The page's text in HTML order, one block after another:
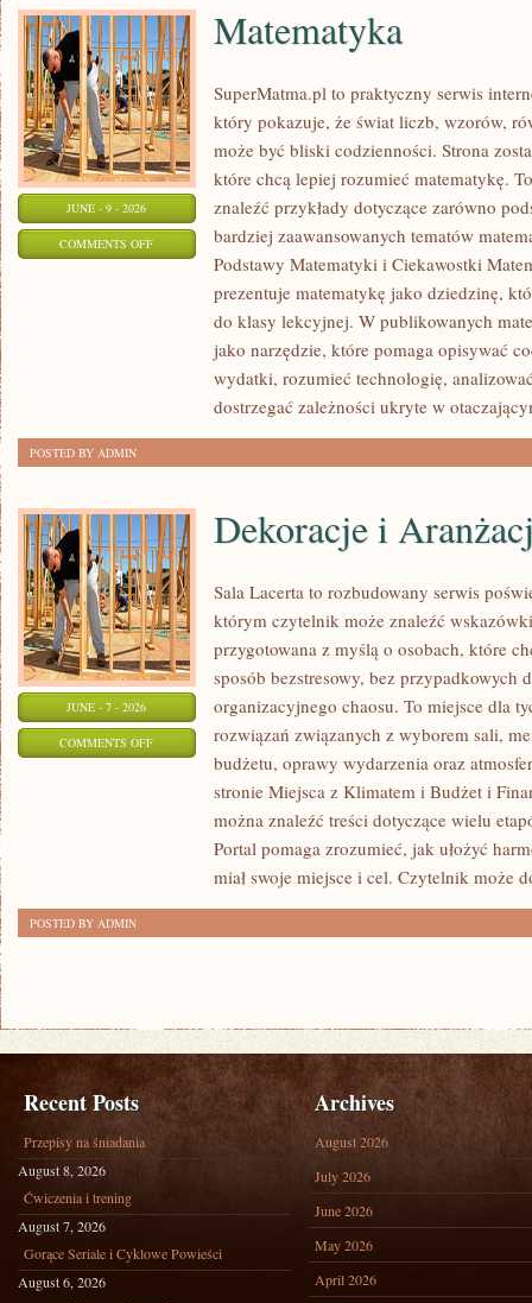
JUNE - 9 - 2026
COMMENTS OFFON
MATEMATYKA
Matematyka
SuperMatma.pl to praktyczny serwis
który pokazuje, że świat liczb, wzorów,
może być bliski codzienności. Strona
które chcą lepiej rozumieć matematykę.
znaleźć przykłady dotyczące zarówno
bardziej zaawansowanych tematów
Podstawy Matematyki i Ciekawostki
prezentuje matematykę jako dziedzinę,
do klasy lekcyjnej. W publikowanych
jako narzędzie, które pomaga opisywać
wydatki, rozumieć technologię,
dostrzegać zależności ukryte w
POSTED BY ADMIN
JUNE - 7 - 2026
COMMENTS OFFON
DEKORACJE
ARANŻACJE
Dekoracje i
Sala Lacerta to rozbudowany serwis
którym czytelnik może znaleźć
przygotowana z myślą o osobach, które
sposób bezstresowy, bez przypadkowych
organizacyjnego chaosu. To miejsce dla
rozwiązań związanych z wyborem sali,
budżetu, oprawy wydarzenia oraz
stronie Miejsca z Klimatem i Budżet i
można znaleźć treści dotyczące wielu
Portal pomaga zrozumieć, jak ułożyć
miał swoje miejsce i cel. Czytelnik może
POSTED BY ADMIN
Recent Posts
Przepisy na śniadania
August 8, 2026
Ćwiczenia i trening
August 7, 2026
Gorące Seriale i Cyklowe Powieści
August 6, 2026
Archives
August 2026
July 2026
June 2026
May 2026
April 2026